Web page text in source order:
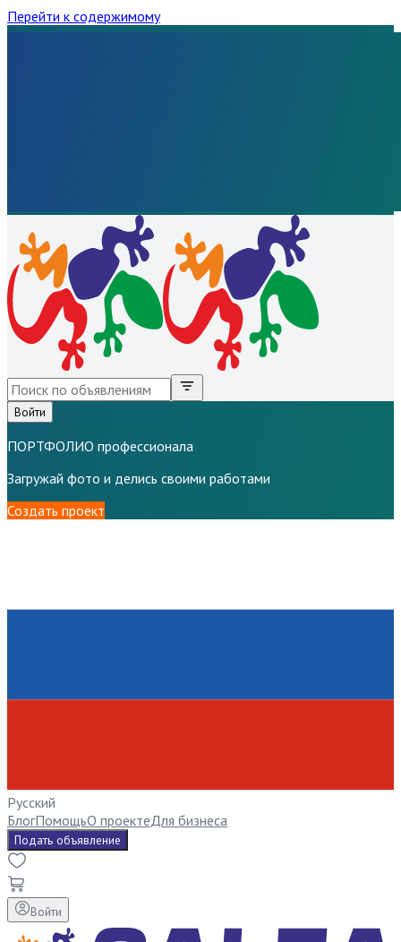
Перейти к содержимому
Войти
ПОРТФОЛИО профессионала
Загружай фото и делись своими работами
Создать проект
Русский
БлогПомощьО проектеДля бизнеса
Подать объявление
Войти